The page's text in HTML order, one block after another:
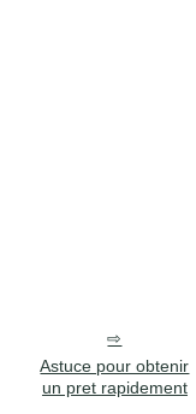
Astuce pour obtenir
un pret rapidement